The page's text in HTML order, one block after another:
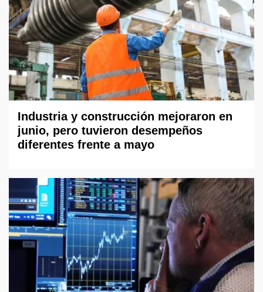
Industria y construcción mejoraron en
junio, pero tuvieron desempeños
diferentes frente a mayo